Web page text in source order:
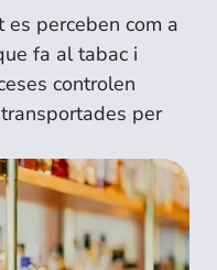
es perceben com a
fa al tabac i
controlen
per